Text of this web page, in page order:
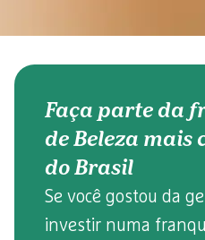
Faça parte da
de Beleza mais
do Brasil
Se você gostou da
investir numa